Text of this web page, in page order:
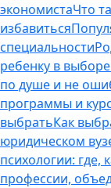
экономистаЧто
избавиться
специальности
ребенку в
по душе и не
программы и
выбратьКак
юридическом
психологии: где,
профессии,